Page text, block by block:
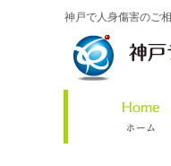
神戸で人身傷害のご